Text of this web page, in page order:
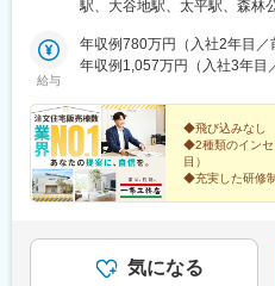
駅、大谷地駅、太平駅、森林
駅、小中野駅、岩手飯岡駅、
駅、山形駅、東金井駅、鶴岡
駅、新白河駅、湯本駅、会津
武宇都宮駅、西川田駅、雀宮
野市駅、常陸多賀駅、阿字ケ
研究学園駅、土浦駅、守谷駅
駅、本庄駅、久喜駅、花崎駅
塚駅、鳩ケ谷駅、川越駅、狭
駅、京成成田駅、柏たなか駅
給与
年収例780万円（入社2年目／
年収例1,057万円（入社3年目
◆飛び込みなし
◆2種類のインセ
目）
◆充実した研修
圧倒的な商品力
す！
気になる